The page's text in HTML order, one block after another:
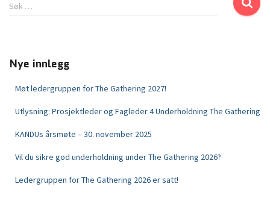
Søk …
Nye innlegg
Møt ledergruppen for The Gathering 2027!
Utlysning: Prosjektleder og Fagleder 4 Underholdning The Gathering
KANDUs årsmøte – 30. november 2025
Vil du sikre god underholdning under The Gathering 2026?
Ledergruppen for The Gathering 2026 er satt!